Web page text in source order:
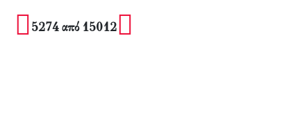
5274 από 15012